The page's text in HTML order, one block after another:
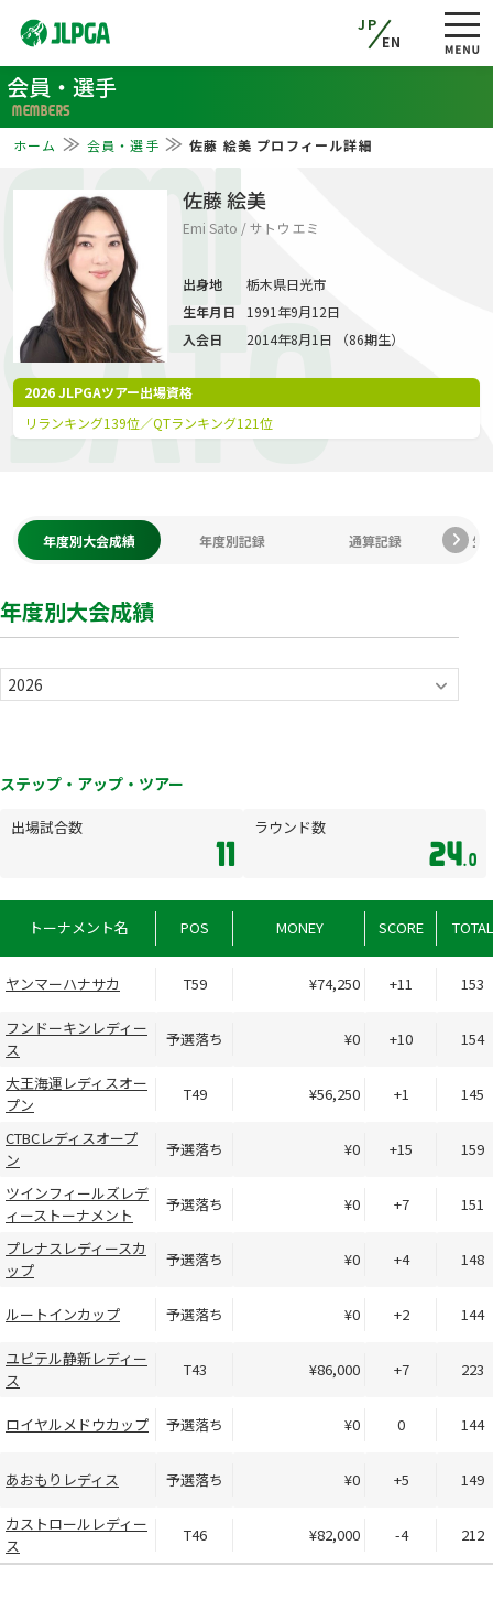
JP
EN
会員・選手
MEMBERS
ホーム 会員・選手 佐藤 絵美 プロフィール詳細
EMI
SATO
佐藤 絵美
Emi Sato / サトウ エミ
2026 JLPGAツアー出場資格
リランキング139位／QTランキング121位
出身地
栃木県日光市
生年月日
1991年9月12日
入会日
2014年8月1日 （86期生）
年度別大会成績 年度別記録 通算記録 生
年度別大会成績
ステップ・アップ・ツアー
出場試合数
11
ラウンド数
24.0
トーナメント名 POS MONEY SCORE TOTAL
ヤンマーハナサカ T59 ¥74,250 +11 153
フンドーキンレディー
ス
予選落ち ¥0 +10 154
大王海運レディスオー
プン
T49 ¥56,250 +1 145
CTBCレディスオープ
ン
予選落ち ¥0 +15 159
ツインフィールズレデ
ィーストーナメント
予選落ち ¥0 +7 151
プレナスレディースカ
ップ
予選落ち ¥0 +4 148
ルートインカップ 予選落ち ¥0 +2 144
ユピテル静新レディー
ス
T43 ¥86,000 +7 223
ロイヤルメドウカップ 予選落ち ¥0 0 144
あおもりレディス 予選落ち ¥0 +5 149
カストロールレディー
ス
T46 ¥82,000 -4 212